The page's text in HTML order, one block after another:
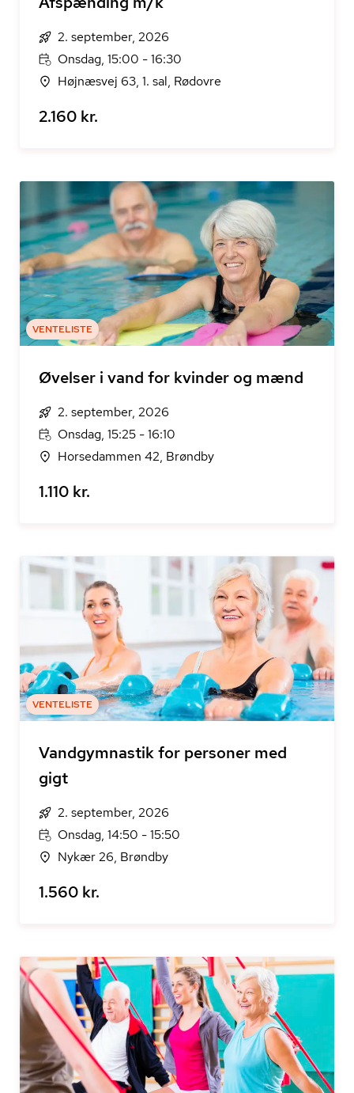
2. september, 2026
Onsdag, 15:00 - 16:30
Højnæsvej 63, 1. sal, Rødovre
2.160 kr.
VENTELISTE
Øvelser i vand for kvinder og mænd
2. september, 2026
Onsdag, 15:25 - 16:10
Horsedammen 42, Brøndby
1.110 kr.
VENTELISTE
Vandgymnastik for personer med
gigt
2. september, 2026
Onsdag, 14:50 - 15:50
Nykær 26, Brøndby
1.560 kr.